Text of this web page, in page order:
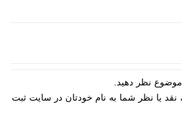
موضوع نظر دهید.
نقد یا نظر شما به نام خودتان در سایت ثبت